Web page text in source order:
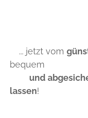
... jetzt vom
bequem
und
lassen!